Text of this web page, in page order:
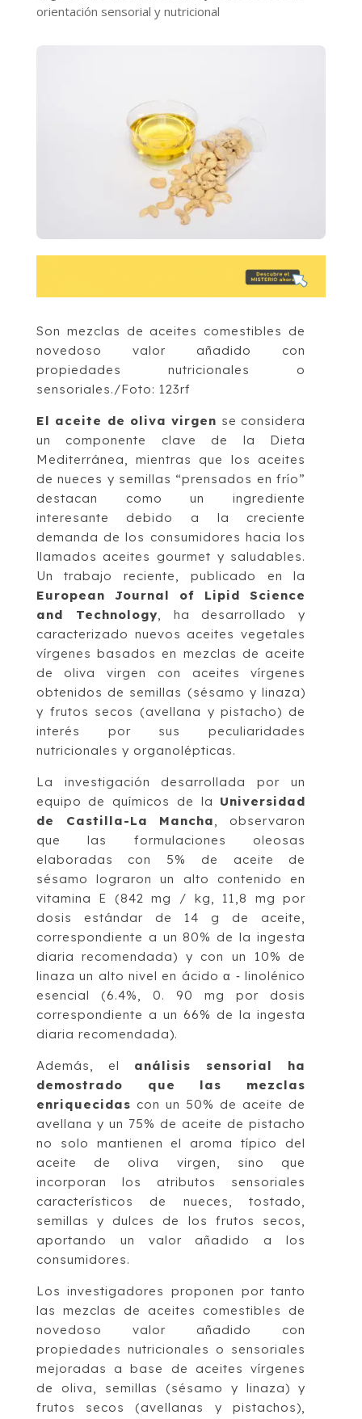
orientación sensorial y nutricional
Son mezclas de aceites comestibles de
novedoso valor añadido con
propiedades nutricionales o
sensoriales./Foto: 123rf
El aceite de oliva virgen se considera
un componente clave de la Dieta
Mediterránea, mientras que los aceites
de nueces y semillas “prensados ​​en frío”
destacan como un ingrediente
interesante debido a la creciente
demanda de los consumidores hacia los
llamados aceites gourmet y saludables.
Un trabajo reciente, publicado en la
European Journal of Lipid Science
and Technology, ha desarrollado y
caracterizado nuevos aceites vegetales
vírgenes basados ​​en mezclas de aceite
de oliva virgen con aceites vírgenes
obtenidos de semillas (sésamo y linaza)
y frutos secos (avellana y pistacho) de
interés por sus peculiaridades
nutricionales y organolépticas.
La investigación desarrollada por un
equipo de químicos de la Universidad
de Castilla-La Mancha, observaron
que las formulaciones oleosas
elaboradas con 5% de aceite de
sésamo lograron un alto contenido en
vitamina E (842 mg / kg, 11,8 mg por
dosis estándar de 14 g de aceite,
correspondiente a un 80% de la ingesta
diaria recomendada) y con un 10% de
linaza un alto nivel en ácido α ‐ linolénico
esencial (6.4%, 0. 90 mg por dosis
correspondiente a un 66% de la ingesta
diaria recomendada).
Además, el análisis sensorial ha
demostrado que las mezclas
enriquecidas con un 50% de aceite de
avellana y un 75% de aceite de pistacho
no solo mantienen el aroma típico del
aceite de oliva virgen, sino que
incorporan los atributos sensoriales
característicos de nueces, tostado,
semillas y dulces de los frutos secos,
aportando un valor añadido a los
consumidores.
Los investigadores proponen por tanto
las mezclas de aceites comestibles de
novedoso valor añadido con
propiedades nutricionales o sensoriales
mejoradas a base de aceites vírgenes
de oliva, semillas (sésamo y linaza) y
frutos secos (avellanas y pistachos),